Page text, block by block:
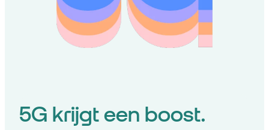
5G krijgt een boost.